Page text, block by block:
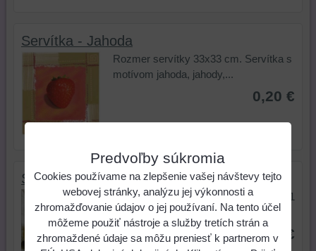
Servítka - Jahoda
Rozmer servítky 33x33 cm. Servítka s
motívom jahoda, jahody,...
0,20 €
Servítka - Limetky
Rozmer servítky: 33x33 cm. Cena za 1
ks. Motív limetka, citrón,...
0,20 €
Predvoľby súkromia
Cookies používame na zlepšenie vašej návštevy tejto
webovej stránky, analýzu jej výkonnosti a
zhromažďovanie údajov o jej používaní. Na tento účel
môžeme použiť nástroje a služby tretích strán a
zhromaždené údaje sa môžu preniesť k partnerom v